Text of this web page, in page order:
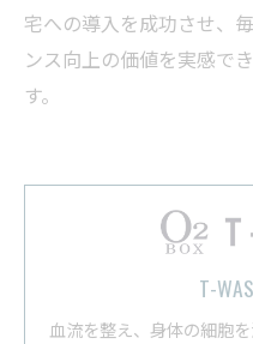
宅への導入を成功させ、
ンス向上の価値を実感で
す。
T-
血流を整え、身体の細胞